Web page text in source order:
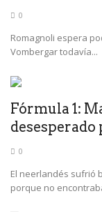
0
Romagnoli espera
Vombergar todavía...
Fórmula 1:
desesperado
0
El neerlandés sufrió
porque no